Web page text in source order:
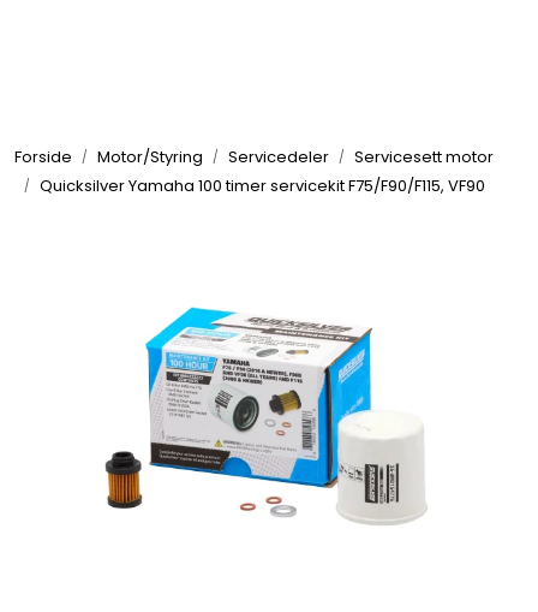
Forside Motor/Styring Servicedeler
Servicesett motor
Quicksilver Yamaha 100 timer servicekit F75/F90/F115, VF90
Elektrisk
Motor/Styring